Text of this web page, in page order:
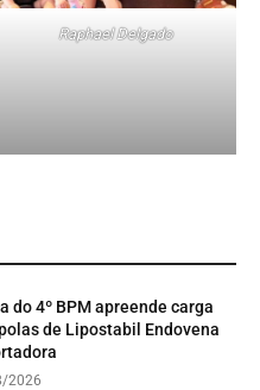
Raphael Delgado
do 4º BPM apreende carga
de Lipostabil Endovena
2026